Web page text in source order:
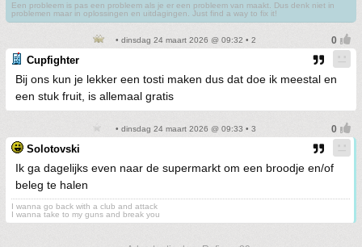
Een probleem is pas een probleem als je er een probleem van maakt. Dus denk niet in
problemen maar in oplossingen en uitdagingen. Just find a way to fix it!
• dinsdag 24 maart 2026 @ 09:32 • 2
Cupfighter
Bij ons kun je lekker een tosti maken dus dat doe ik meestal en
een stuk fruit, is allemaal gratis
• dinsdag 24 maart 2026 @ 09:33 • 3
Solotovski
Ik ga dagelijks even naar de supermarkt om een broodje en/of
beleg te halen
I wanna go back with a club and attack
I wanna take to my guns and break you